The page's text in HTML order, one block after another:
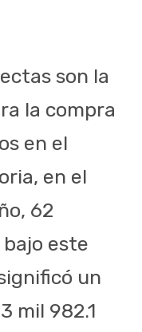
son la
la compra
en el
en el
62
este
un
mil 982.1